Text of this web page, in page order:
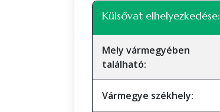
Külsővat elhelyezkedése:
Mely vármegyében
található:
Vármegye székhely: